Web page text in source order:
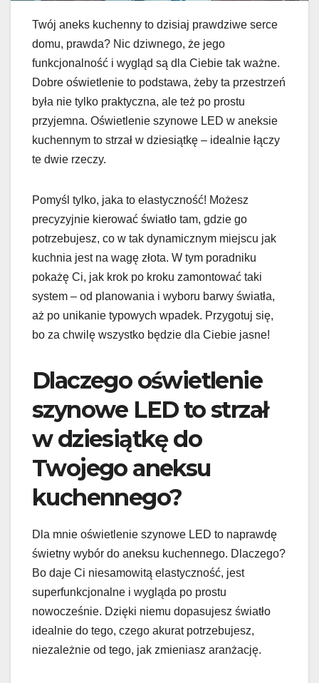
Twój aneks kuchenny to dzisiaj prawdziwe serce
domu, prawda? Nic dziwnego, że jego
funkcjonalność i wygląd są dla Ciebie tak ważne.
Dobre oświetlenie to podstawa, żeby ta przestrzeń
była nie tylko praktyczna, ale też po prostu
przyjemna. Oświetlenie szynowe LED w aneksie
kuchennym to strzał w dziesiątkę – idealnie łączy
te dwie rzeczy.
Pomyśl tylko, jaka to elastyczność! Możesz
precyzyjnie kierować światło tam, gdzie go
potrzebujesz, co w tak dynamicznym miejscu jak
kuchnia jest na wagę złota. W tym poradniku
pokażę Ci, jak krok po kroku zamontować taki
system – od planowania i wyboru barwy światła,
aż po unikanie typowych wpadek. Przygotuj się,
bo za chwilę wszystko będzie dla Ciebie jasne!
Dlaczego oświetlenie
szynowe LED to strzał
w dziesiątkę do
Twojego aneksu
kuchennego?
Dla mnie oświetlenie szynowe LED to naprawdę
świetny wybór do aneksu kuchennego. Dlaczego?
Bo daje Ci niesamowitą elastyczność, jest
superfunkcjonalne i wygląda po prostu
nowocześnie. Dzięki niemu dopasujesz światło
idealnie do tego, czego akurat potrzebujesz,
niezależnie od tego, jak zmieniasz aranżację.